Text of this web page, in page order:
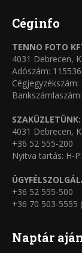
Céginfo
TENNO FOTO
4031 Debrecen,
Adószám:
SZAKÜZLETÜNK:
4031 Debrecen,
+36 52 555-200
Nyitva tartás: H-
+36 52 555-500
+36 70 503-5555
Naptár